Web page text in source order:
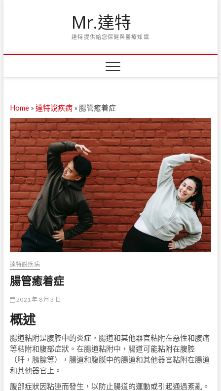
Mr.達特
達特提供給您保健與醫療知識
Home» 達特說疾病» 腸管癒着症
達特說疾病
腸管癒着症
2021 年 8 月 3 日
概述
腸道粘附是腹腔中的炎症，腸道和其他器官粘附在惡性和腹痛
等粘附和腹部症狀。在腸道粘附中，腸道可能粘附在腹腔
（肝，胰腺等），腸道和腹膜中的腸道和其他器官粘附在腸道
和其他器官上。
腹部症狀因粘連而發生，以防止腸道的運動或引起通過紊亂。